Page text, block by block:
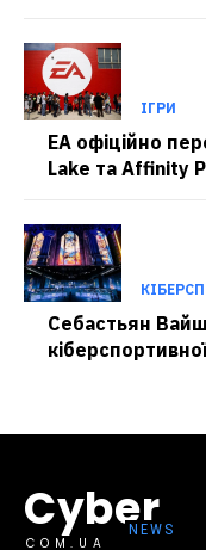
ІГРИ
EA офіційно
Lake та Affinity
Себастьян
Cyber
COM.UA